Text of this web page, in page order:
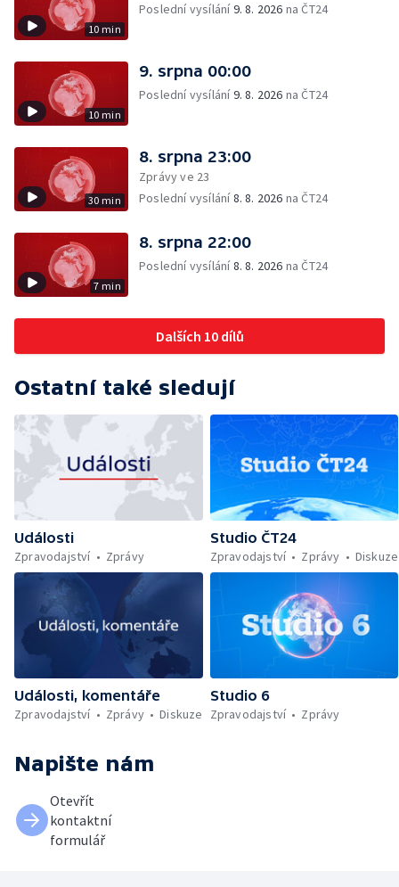
10 min
Poslední vysílání9. 8. 2026 na ČT24
10 min
9. srpna 00:00
Poslední vysílání9. 8. 2026 na ČT24
30 min
8. srpna 23:00
Zprávy ve 23
Poslední vysílání8. 8. 2026 na ČT24
7 min
8. srpna 22:00
Poslední vysílání8. 8. 2026 na ČT24
Dalších 10 dílů
Ostatní také sledují
Události
Zpravodajství
Zprávy
Studio ČT24
Zpravodajství
Zprávy Diskuze
Události, komentáře
Zpravodajství
Zprávy Diskuze
Studio 6
Zpravodajství
Zprávy
Napište nám
Otevřít
kontaktní
formulář